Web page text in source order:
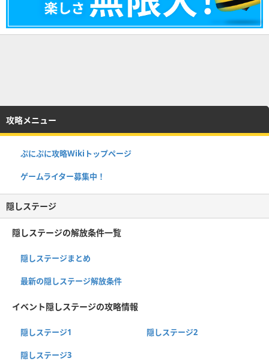
攻略メニュー
ぷにぷに攻略Wikiトップページ
ゲームライター募集中！
隠しステージ
隠しステージの解放条件一覧
隠しステージまとめ
最新の隠しステージ解放条件
イベント隠しステージの攻略情報
隠しステージ1 隠しステージ2
隠しステージ3